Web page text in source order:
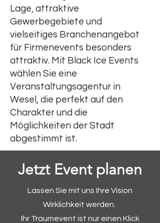
Lage, attraktive
Gewerbegebiete und
vielseitiges Branchenangebot
für Firmenevents besonders
attraktiv. Mit Black Ice Events
wählen Sie eine
Veranstaltungsagentur in
Wesel, die perfekt auf den
Charakter und die
Möglichkeiten der Stadt
abgestimmt ist.
Jetzt Event planen
Lassen Sie mit uns Ihre Vision
Wirklichkeit werden.
Ihr Traumevent ist nur einen Klick